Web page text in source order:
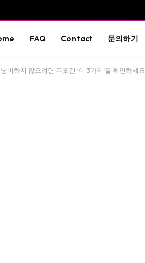
FAQ Contact 문의하기
비하지 않으려면 무조건 ‘이 3가지’를 확인하세요